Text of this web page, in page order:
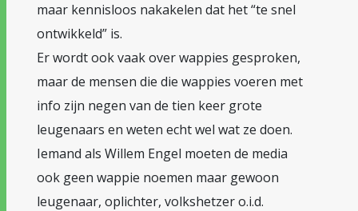
maar kennisloos nakakelen dat het “te snel
ontwikkeld” is.
Er wordt ook vaak over wappies gesproken,
maar de mensen die die wappies voeren met
info zijn negen van de tien keer grote
leugenaars en weten echt wel wat ze doen.
Iemand als Willem Engel moeten de media
ook geen wappie noemen maar gewoon
leugenaar, oplichter, volkshetzer o.i.d.